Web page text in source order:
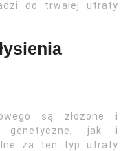
do trwałej utraty
są złożone i
genetyczne, jak i
za ten typ utraty